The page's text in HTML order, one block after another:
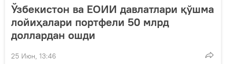
Ўзбекистон ва EОИИ давлатлари қўшма
лойиҳалари портфели 50 млрд
доллардан ошди
25 Июн, 13:46